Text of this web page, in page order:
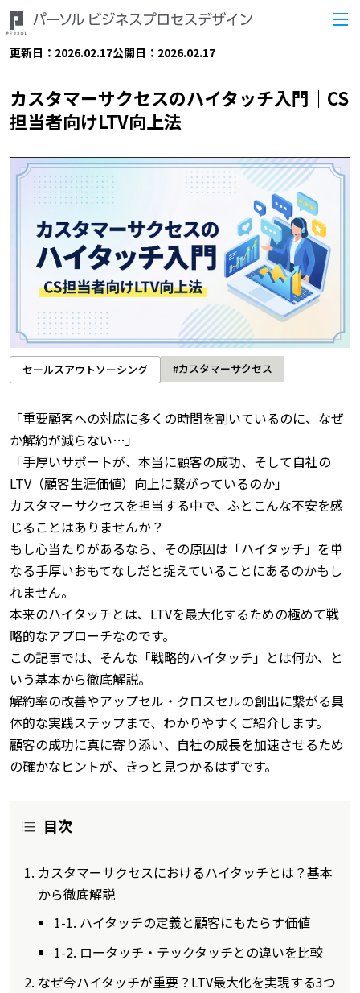
更新日：2026.02.17公開日：2026.02.17
カスタマーサクセスのハイタッチ入門｜CS
担当者向けLTV向上法
セールスアウトソーシング #カスタマーサクセス
「重要顧客への対応に多くの時間を割いているのに、なぜ
か解約が減らない…」
「手厚いサポートが、本当に顧客の成功、そして自社の
LTV（顧客生涯価値）向上に繋がっているのか」
カスタマーサクセスを担当する中で、ふとこんな不安を感
じることはありませんか？
もし心当たりがあるなら、その原因は「ハイタッチ」を単
なる手厚いおもてなしだと捉えていることにあるのかもし
れません。
本来のハイタッチとは、LTVを最大化するための極めて戦
略的なアプローチなのです。
この記事では、そんな「戦略的ハイタッチ」とは何か、と
いう基本から徹底解説。
解約率の改善やアップセル・クロスセルの創出に繋がる具
体的な実践ステップまで、わかりやすくご紹介します。
顧客の成功に真に寄り添い、自社の成長を加速させるため
の確かなヒントが、きっと見つかるはずです。
目次
カスタマーサクセスにおけるハイタッチとは？基本
から徹底解説
1-1. ハイタッチの定義と顧客にもたらす価値
1-2. ロータッチ・テックタッチとの違いを比較
なぜ今ハイタッチが重要？LTV最大化を実現する3つ